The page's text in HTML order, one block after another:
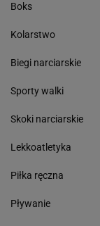
Boks
Kolarstwo
Biegi narciarskie
Sporty walki
Skoki narciarskie
Lekkoatletyka
Piłka ręczna
Pływanie